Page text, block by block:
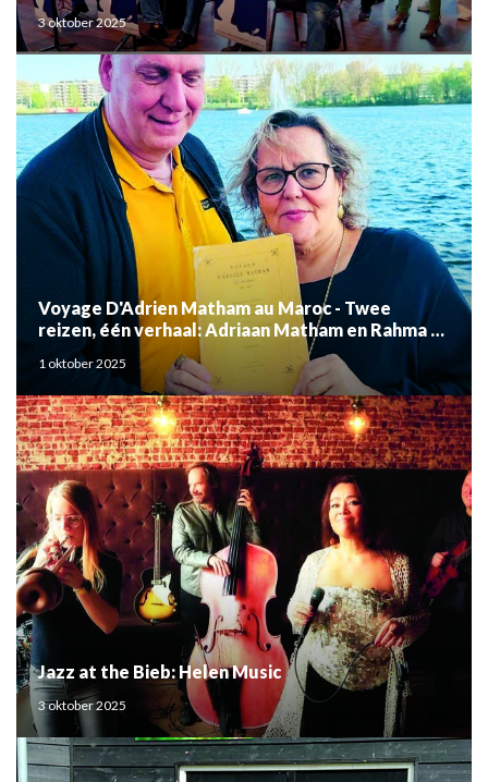
3 oktober 2025
Voyage D'Adrien Matham au Maroc - Twee
reizen, één verhaal: Adriaan Matham en Rahma el
Mouden
1 oktober 2025
Jazz at the Bieb: Helen Music
3 oktober 2025